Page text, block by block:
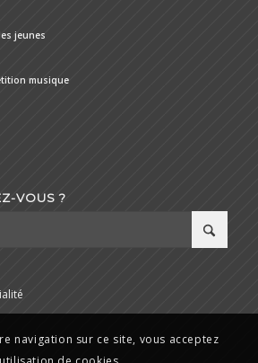
jeunes
musique
VOUS ?
navigation sur ce site, vous acceptez